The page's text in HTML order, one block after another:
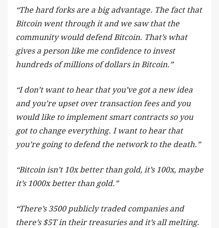
“The hard forks are a big advantage. The fact that
Bitcoin went through it and we saw that the
community would defend Bitcoin. That’s what
gives a person like me confidence to invest
hundreds of millions of dollars in Bitcoin.”
“I don’t want to hear that you’ve got a new idea
and you’re upset over transaction fees and you
would like to implement smart contracts so you
got to change everything. I want to hear that
you’re going to defend the network to the death.”
“Bitcoin isn’t 10x better than gold, it’s 100x, maybe
it’s 1000x better than gold.”
“There’s 3500 publicly traded companies and
there’s $5T in their treasuries and it’s all melting.